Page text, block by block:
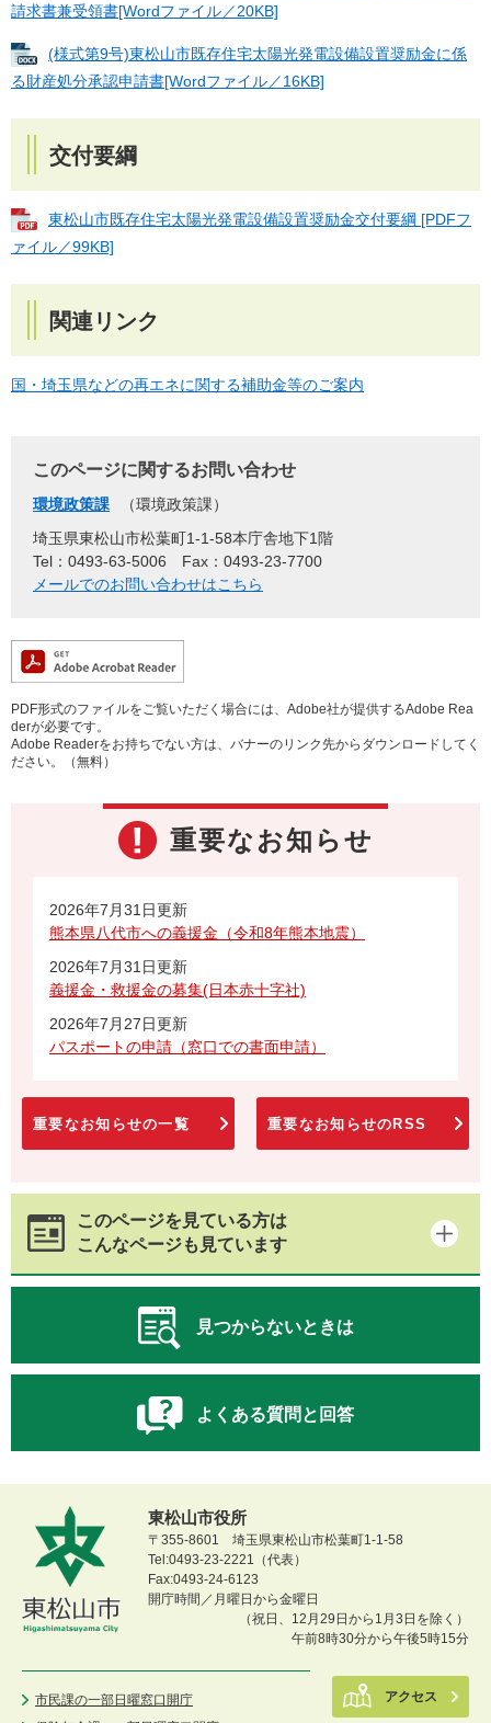
請求書兼受領書[Wordファイル／20KB]
(様式第9号)東松山市既存住宅太陽光発電設備設置奨励金に係
る財産処分承認申請書[Wordファイル／16KB]
交付要綱
東松山市既存住宅太陽光発電設備設置奨励金交付要綱 [PDFフ
ァイル／99KB]
関連リンク
国・埼玉県などの再エネに関する補助金等のご案内
このページに関するお問い合わせ
環境政策課
環境政策課
埼玉県東松山市松葉町1-1-58本庁舎地下1階
Tel：0493-63-5006
Fax：0493-23-7700
メールでのお問い合わせはこちら
PDF形式のファイルをご覧いただく場合には、Adobe社が提供するAdobe Rea
derが必要です。
Adobe Readerをお持ちでない方は、バナーのリンク先からダウンロードしてく
ださい。（無料）
重要なお知らせ
2026年7月31日更新
熊本県八代市への義援金（令和8年熊本地震）
2026年7月31日更新
義援金・救援金の募集(日本赤十字社)
2026年7月27日更新
パスポートの申請（窓口での書面申請）
重要なお知らせの一覧 重要なお知らせのRSS
このページを見ている方は
こんなページも見ています
見つからないときは
よくある質問と回答
東松山市役所
〒355-8601 埼玉県東松山市松葉町1-1-58
Tel:0493-23-2221（代表）
Fax:0493-24-6123
開庁時間／月曜日から金曜日
（祝日、12月29日から1月3日を除く）
午前8時30分から午後5時15分
市民課の一部日曜窓口開庁
アクセス